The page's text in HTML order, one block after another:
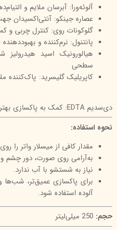
آلوئه‌ورا: آبرسان ملایم و
عصاره جینکو: آنتی‌اکسیدان
گلوکونات روی: کنترل چربی
پانتنول: نرم‌کننده و
هیالورونیک اسید
سطحی
کاپریلیک گلیسرید: پاک‌کننده
دی‌سدیم EDTA: کمک به پاکسازی بهتر آلودگی‌ها
نحوه استفاده:
مقدار کافی از میسلار واتر را
به‌آرامی روی صورت، دور چشم
نیاز به شستشو با آب ندارد.
برای پاکسازی عمیق‌تر، شب‌ها
آلوده استفاده شود.
حجم: